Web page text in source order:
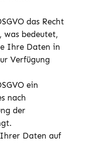
das Recht
bedeutet,
Ihre Daten in
Verfügung
ein
nach
der
Daten auf